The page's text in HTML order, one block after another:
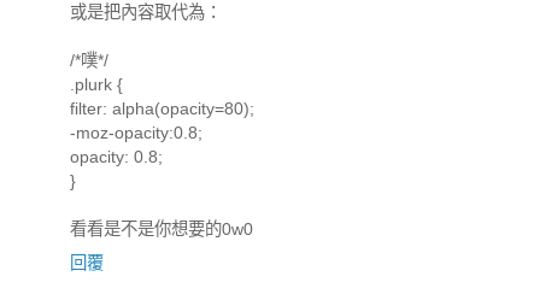
或是把內容取代為：
/*噗*/
.plurk {
filter: alpha(opacity=80);
-moz-opacity:0.8;
opacity: 0.8;
}
看看是不是你想要的0w0
回覆